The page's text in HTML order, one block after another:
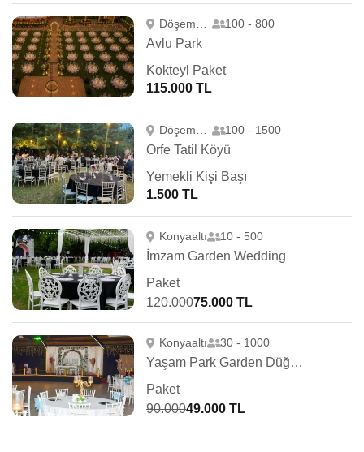
100 - 800
Avlu Park
Kokteyl Paket
115.000 TL
100 - 1500
Orfe Tatil Köyü
Yemekli Kişi Başı
1.500 TL
Konyaaltı 10 - 500
İmzam Garden Wedding
Paket
120.00075.000 TL
Konyaaltı 30 - 1000
Yaşam Park Garden Düğün Salonu
Paket
90.00049.000 TL